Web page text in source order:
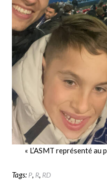
« L’ASMT représenté au
Tags: P, R, RD